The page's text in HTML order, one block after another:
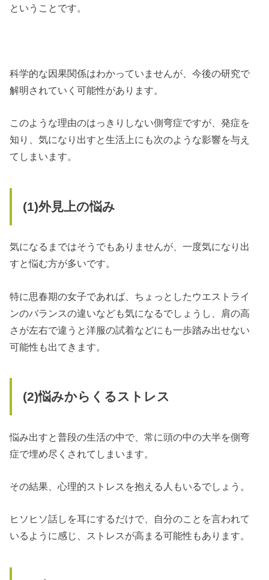
ということです。
科学的な因果関係はわかっていませんが、今後の研究で
解明されていく可能性があります。
このような理由のはっきりしない側弯症ですが、発症を
知り、気になり出すと生活上にも次のような影響を与え
てしまいます。
(1)外見上の悩み
気になるまではそうでもありませんが、一度気になり出
すと悩む方が多いです。
特に思春期の女子であれば、ちょっとしたウエストライ
ンのバランスの違いなども気になるでしょうし、肩の高
さが左右で違うと洋服の試着などにも一歩踏み出せない
可能性も出てきます。
(2)悩みからくるストレス
悩み出すと普段の生活の中で、常に頭の中の大半を側弯
症で埋め尽くされてしまいます。
その結果、心理的ストレスを抱える人もいるでしょう。
ヒソヒソ話しを耳にするだけで、自分のことを言われて
いるように感じ、ストレスが高まる可能性もあります。